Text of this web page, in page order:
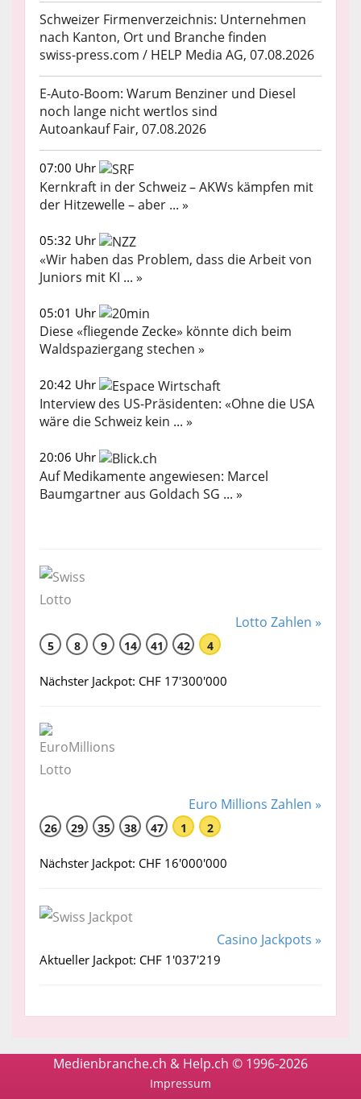
Schweizer Firmenverzeichnis: Unternehmen
nach Kanton, Ort und Branche finden
swiss-press.com / HELP Media AG, 07.08.2026
E-Auto-Boom: Warum Benziner und Diesel
noch lange nicht wertlos sind
Autoankauf Fair, 07.08.2026
07:00 Uhr
Kernkraft in der Schweiz – AKWs kämpfen mit
der Hitzewelle – aber ... »
05:32 Uhr
«Wir haben das Problem, dass die Arbeit von
Juniors mit KI ... »
05:01 Uhr
Diese «fliegende Zecke» könnte dich beim
Waldspaziergang stechen »
20:42 Uhr
Interview des US-Präsidenten: «Ohne die USA
wäre die Schweiz kein ... »
20:06 Uhr
Auf Medikamente angewiesen: Marcel
Baumgartner aus Goldach SG ... »
Lotto Zahlen »
5 8 9 14 41 42 4
Nächster Jackpot: CHF 17'300'000
Euro Millions Zahlen »
26 29 35 38 47 1 2
Nächster Jackpot: CHF 16'000'000
Casino Jackpots »
Aktueller Jackpot: CHF 1'037'219
Medienbranche.ch & Help.ch © 1996-2026
Impressum